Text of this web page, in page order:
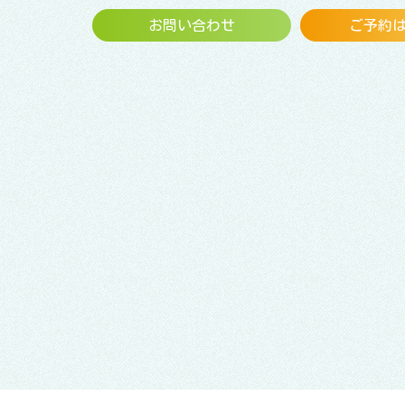
お問い合わせ ご予約